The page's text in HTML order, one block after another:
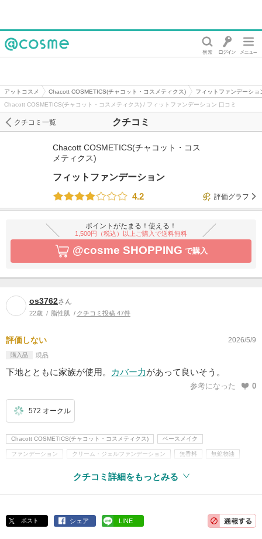
アットコスメ Chacott COSMETICS(チャコット・コスメティクス)
フィットファンデーショ
Chacott COSMETICS(チャコット・コスメティクス) / フィットファンデーション 口コミ
クチコミ
クチコミ一覧
Chacott COSMETICS(チャコット・コス
メティクス)
フィットファンデーション
4.2
評価グラフ
ポイントがたまる！使える！
1,500円（税込）以上ご購入で送料無料
@cosme SHOPPING で購入
os3762さん
22歳 脂性肌 クチコミ投稿 47件
評価しない 2026/5/9
購入品 現品
下地とともに家族が使用。 カバー力があって良いそう。
参考になった 0
572 オークル
Chacott COSMETICS(チャコット・コスメティクス) ベースメイク
ファンデーション クリーム・ジェルファンデーション 無香料 無鉱物油
クチコミ詳細をもっとみる
ポスト シェア LINE